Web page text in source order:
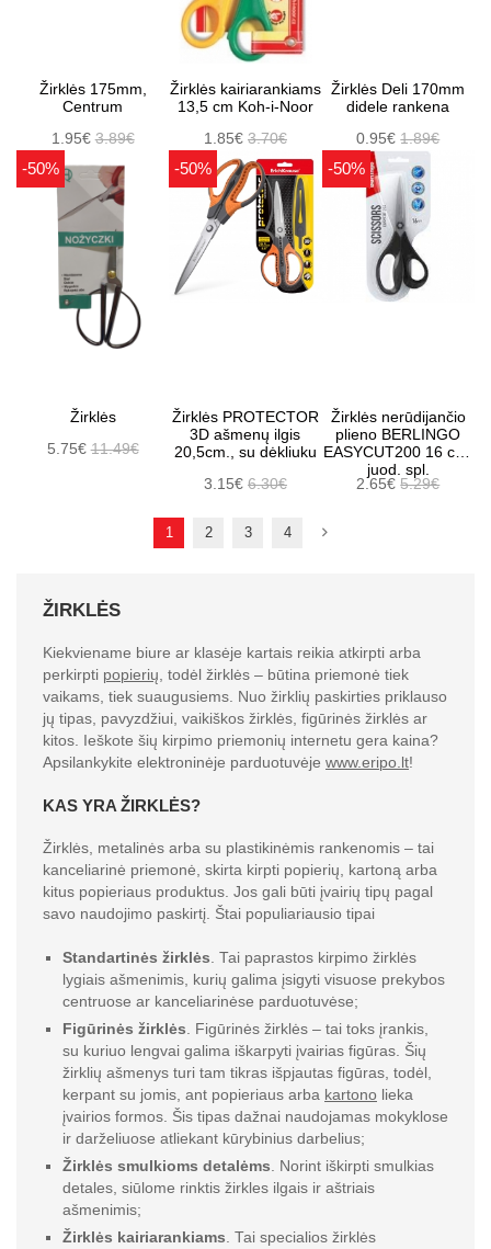
Žirklės 175mm,
Centrum
1.95€3.89€
Žirklės kairiarankiams
13,5 cm Koh-i-Noor
1.85€ 3.70€
Žirklės Deli 170mm
didele rankena
0.95€1.89€
-50%
Žirklės
5.75€11.49€
-50%
Žirklės PROTECTOR
3D ašmenų ilgis
20,5cm., su dėkliuku
3.15€ 6.30€
-50%
Žirklės nerūdijančio
plieno BERLINGO
EASYCUT200 16 cm.
juod. spl.
2.65€5.29€
1 2 3 4
ŽIRKLĖS
Kiekviename biure ar klasėje kartais reikia atkirpti arba
perkirpti popierių , todėl žirklės – būtina priemonė tiek
vaikams, tiek suaugusiems. Nuo žirklių paskirties priklauso
jų tipas, pavyzdžiui, vaikiškos žirklės, figūrinės žirklės ar
kitos. Ieškote šių kirpimo priemonių internetu gera kaina?
Apsilankykite elektroninėje parduotuvėje www.eripo.lt!
KAS YRA ŽIRKLĖS?
Žirklės, metalinės arba su plastikinėmis rankenomis – tai
kanceliarinė priemonė, skirta kirpti popierių, kartoną arba
kitus popieriaus produktus. Jos gali būti įvairių tipų pagal
savo naudojimo paskirtį. Štai populiariausio tipai
Standartinės žirklės . Tai paprastos kirpimo žirklės
lygiais ašmenimis, kurių galima įsigyti visuose prekybos
centruose ar kanceliarinėse parduotuvėse;
Figūrinės žirklės . Figūrinės žirklės – tai toks įrankis,
su kuriuo lengvai galima iškarpyti įvairias figūras. Šių
žirklių ašmenys turi tam tikras išpjautas figūras, todėl,
kerpant su jomis, ant popieriaus arba kartono lieka
įvairios formos. Šis tipas dažnai naudojamas mokyklose
ir darželiuose atliekant kūrybinius darbelius;
Žirklės smulkioms detalėms . Norint iškirpti smulkias
detales, siūlome rinktis žirkles ilgais ir aštriais
ašmenimis;
Žirklės kairiarankiams . Tai specialios žirklės